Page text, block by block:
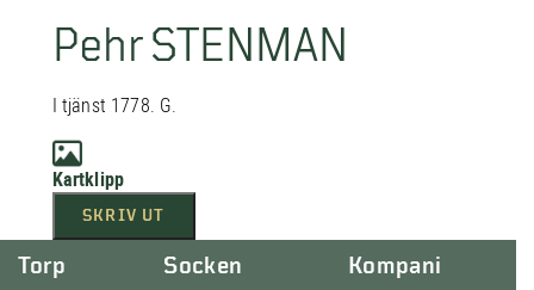
Pehr STENMAN
I tjänst 1778. G.
Kartklipp
SKRIV UT
Torp Socken Kompani